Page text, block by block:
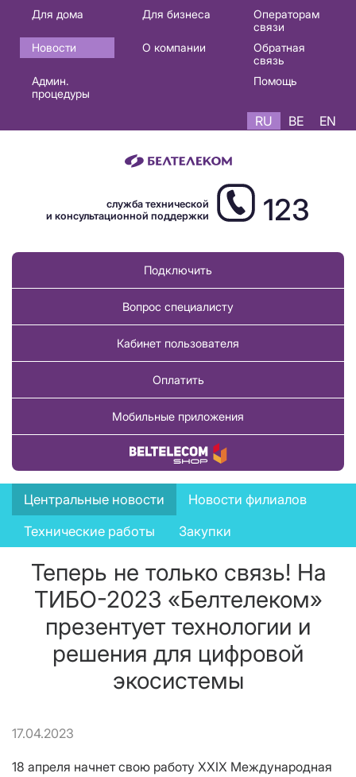
Основная
навигация
RU
Для дома Для бизнеса
Операторам
связи
Новости
О компании
Обратная
связь
Админ.
процедуры
Помощь
RU BE EN
служба технической
и консультационной поддержки
123
Подключить
Вопрос специалисту
Кабинет пользователя
Оплатить
Мобильные приложения
Купить товар
News
menu
Центральные новости
Новости филиалов
Технические работы
Закупки
Теперь не только связь! На
ТИБО-2023 «Белтелеком»
презентует технологии и
решения для цифровой
экосистемы
17.04.2023
18 апреля начнет свою работу ХХIХ Международная